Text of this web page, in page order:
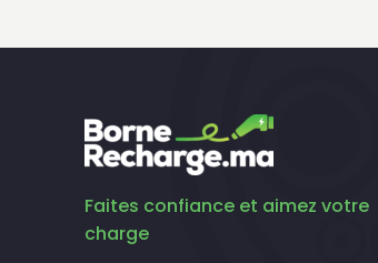
Faites confiance et aimez votre
charge